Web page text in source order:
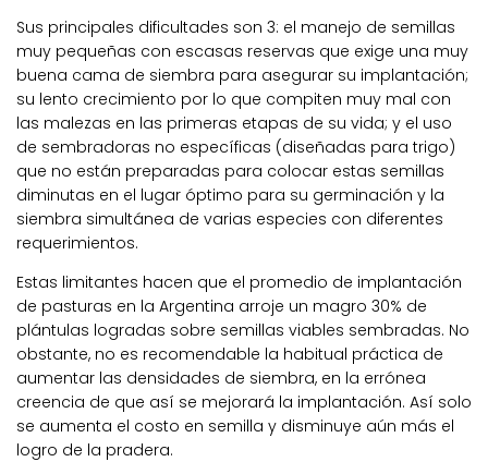
Sus principales dificultades son 3: el manejo de semillas
muy pequeñas con escasas reservas que exige una muy
buena cama de siembra para asegurar su implantación;
su lento crecimiento por lo que compiten muy mal con
las malezas en las primeras etapas de su vida; y el uso
de sembradoras no específicas (diseñadas para trigo)
que no están preparadas para colocar estas semillas
diminutas en el lugar óptimo para su germinación y la
siembra simultánea de varias especies con diferentes
requerimientos.
Estas limitantes hacen que el promedio de implantación
de pasturas en la Argentina arroje un magro 30% de
plántulas logradas sobre semillas viables sembradas. No
obstante, no es recomendable la habitual práctica de
aumentar las densidades de siembra, en la errónea
creencia de que así se mejorará la implantación. Así solo
se aumenta el costo en semilla y disminuye aún más el
logro de la pradera.